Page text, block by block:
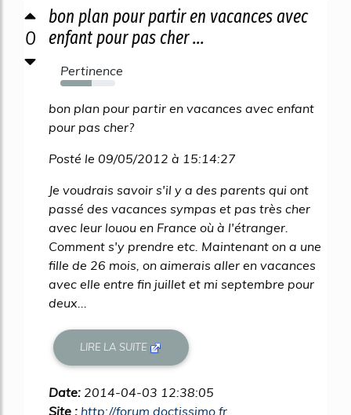
0
bon plan pour partir en vacances avec
enfant pour pas cher ...
Pertinence
57%
bon plan pour partir en vacances avec enfant
pour pas cher?
Posté le 09/05/2012 à 15:14:27
Je voudrais savoir s'il y a des parents qui ont
passé des vacances sympas et pas très cher
avec leur louou en France où à l'étranger.
Comment s'y prendre etc. Maintenant on a une
fille de 26 mois, on aimerais aller en vacances
avec elle entre fin juillet et mi septembre pour
deux...
LIRE LA SUITE
Date: 2014-04-03 12:38:05
Site : http://forum.doctissimo.fr